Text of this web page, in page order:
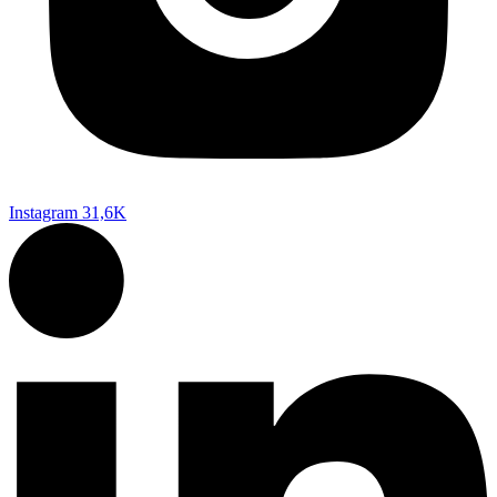
Instagram 31,6K